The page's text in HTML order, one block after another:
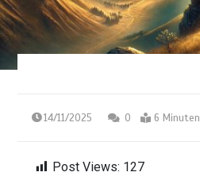
14/11/2025 0 6 Minuten
Post Views: 127